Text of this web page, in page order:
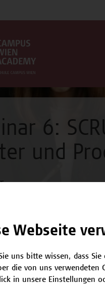
6:
und
und Anmeldung
Webseite
uns bitte wissen, dass
die von uns verwendeten
in unsere Einstellungen